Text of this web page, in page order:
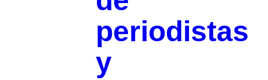
periodistas
y